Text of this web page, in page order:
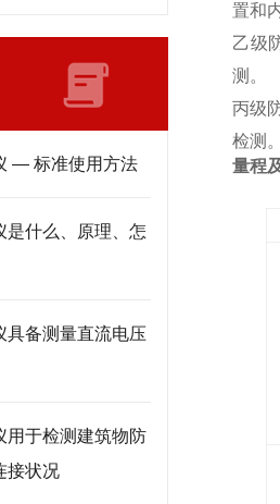
— 标准使用方法
是什么、原理、怎
具备测量直流电压
用于检测建筑物防
接状况
置和
乙级
测。
丙级
检测
量程